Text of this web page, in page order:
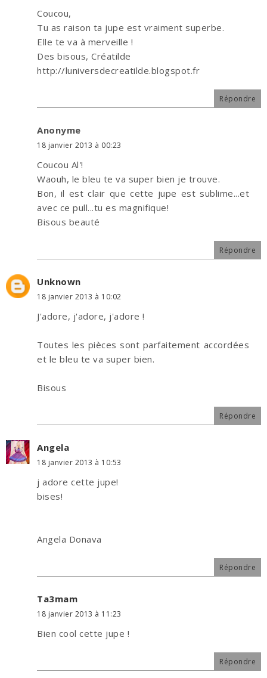
Coucou,
Tu as raison ta jupe est vraiment superbe.
Elle te va à merveille !
Des bisous, Créatilde
http://luniversdecreatilde.blogspot.fr
Répondre
Anonyme
18 janvier 2013 à 00:23
Coucou Al'!
Waouh, le bleu te va super bien je trouve.
Bon, il est clair que cette jupe est sublime...et
avec ce pull...tu es magnifique!
Bisous beauté
Répondre
Unknown
18 janvier 2013 à 10:02
J'adore, j'adore, j'adore !
Toutes les pièces sont parfaitement accordées
et le bleu te va super bien.
Bisous
Répondre
Angela
18 janvier 2013 à 10:53
j adore cette jupe!
bises!
Angela Donava
Répondre
Ta3mam
18 janvier 2013 à 11:23
Bien cool cette jupe !
Répondre